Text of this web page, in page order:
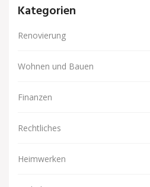
Kategorien
Renovierung
Wohnen und Bauen
Finanzen
Rechtliches
Heimwerken